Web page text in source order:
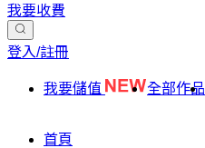
我要收費
登入/註冊
我要儲值 全部作品
首頁